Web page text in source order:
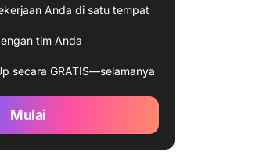
Anda di satu tempat
tim Anda
secara GRATIS—selamanya
Mulai